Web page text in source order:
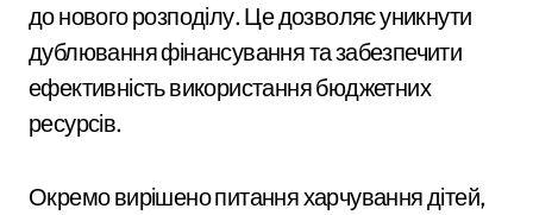
до нового розподілу. Це дозволяє уникнути
дублювання фінансування та забезпечити
ефективність використання бюджетних
ресурсів.
Окремо вирішено питання харчування дітей,